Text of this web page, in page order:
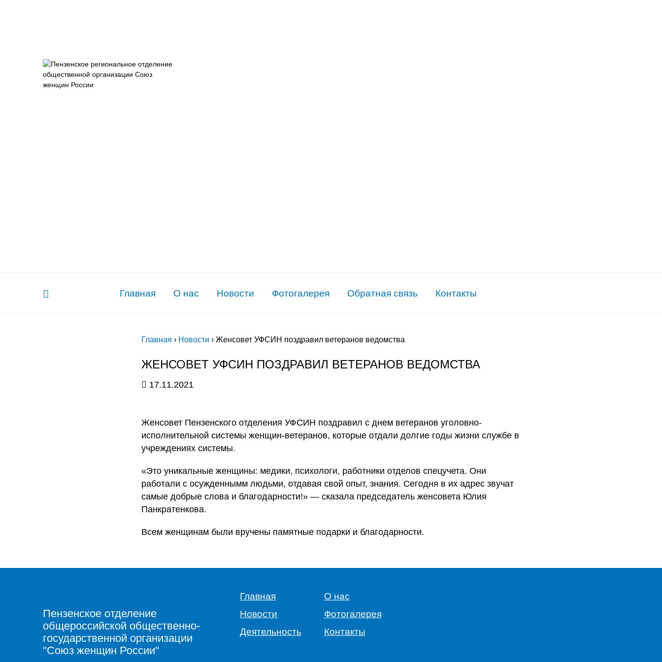
Главная О нас Новости Фотогалерея Обратная связь Контакты
Главная › Новости › Женсовет УФСИН поздравил ветеранов ведомства
ЖЕНСОВЕТ УФСИН ПОЗДРАВИЛ ВЕТЕРАНОВ ВЕДОМСТВА
17.11.2021
Женсовет Пензенского отделения УФСИН поздравил с днем ветеранов уголовно-
исполнительной системы женщин-ветеранов, которые отдали долгие годы жизни службе в
учреждениях системы.
«Это уникальные женщины: медики, психологи, работники отделов спецучета. Они
работали с осужденнымм людьми, отдавая свой опыт, знания. Сегодня в их адрес звучат
самые добрые слова и благодарности!» — сказала председатель женсовета Юлия
Панкратенкова.
Всем женщинам были вручены памятные подарки и благодарности.
Пензенское отделение
общероссийской общественно-
государственной организации
"Союз женщин России"
Главная
О нас
Новости
Фотогалерея
Деятельность
Контакты